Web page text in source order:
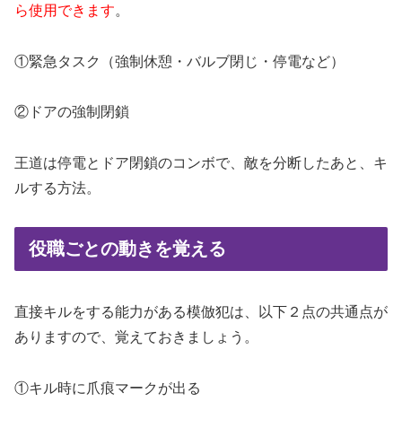
ら使用できます。
①緊急タスク（強制休憩・バルブ閉じ・停電など）
②ドアの強制閉鎖
王道は停電とドア閉鎖のコンボで、敵を分断したあと、キ
ルする方法。
役職ごとの動きを覚える
直接キルをする能力がある模倣犯は、以下２点の共通点が
ありますので、覚えておきましょう。
①キル時に爪痕マークが出る